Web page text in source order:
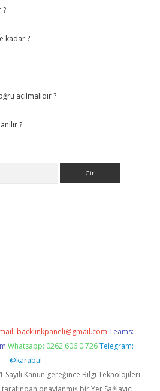
?
kadar ?
açılmalıdır ?
?
backlinkpaneli@gmail.com Teams:
Whatsapp: 0262 606 0 726 Telegram:
@karabul
Sayılı Kanun gereğince Bilgi Teknolojileri
onaylanmış bir Yer Sağlayıcı